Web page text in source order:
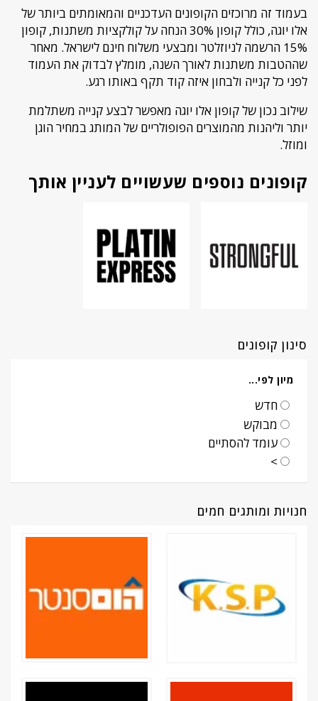
בעמוד זה מרוכזים הקופונים העדכניים והמאומתים ביותר של
אלו יוגה, כולל קופון 30% הנחה על קולקציות משתנות, קופון
15% הרשמה לניוזלטר ומבצעי משלוח חינם לישראל. מאחר
שההטבות משתנות לאורך השנה, מומלץ לבדוק את העמוד
לפני כל קנייה ולבחון איזה קוד תקף באותו רגע.
שילוב נכון של קופון אלו יוגה מאפשר לבצע קנייה משתלמת
יותר וליהנות מהמוצרים הפופולריים של המותג במחיר הוגן
ומוזל.
קופונים נוספים שעשויים לעניין אותך
סינון קופונים
מיון לפי...
חדש
מבוקש
עומד להסתיים
>
חנויות ומותגים חמים